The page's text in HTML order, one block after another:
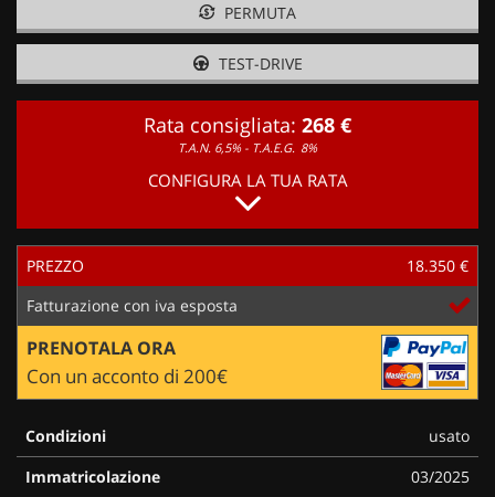
PERMUTA
TEST-DRIVE
Rata consigliata: 268 €
T.A.N. 6,5% - T.A.E.G. 8%
CONFIGURA LA TUA RATA
PREZZO
18.350 €
Fatturazione con iva esposta
PRENOTALA ORA
Con un acconto di 200€
Condizioni
usato
Immatricolazione
03/2025